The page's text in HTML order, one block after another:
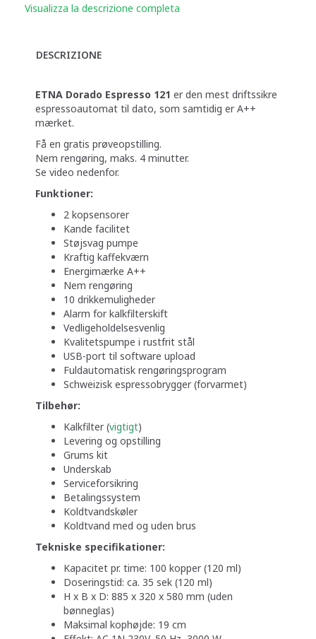
Visualizza la descrizione completa
DESCRIZIONE
ETNA Dorado Espresso 121 er den mest driftssikre
espressoautomat til dato, som samtidig er A++
mærket.
Få en gratis prøveopstilling.
Nem rengøring, maks. 4 minutter.
Se video nedenfor.
Funktioner:
2 kopsensorer
Kande facilitet
Støjsvag pumpe
Kraftig kaffekværn
Energimærke A++
Nem rengøring
10 drikkemuligheder
Alarm for kalkfilterskift
Vedligeholdelsesvenlig
Kvalitetspumpe i rustfrit stål
USB-port til software upload
Fuldautomatisk rengøringsprogram
Schweizisk espressobrygger (forvarmet)
Tilbehør:
Kalkfilter (vigtigt)
Levering og opstilling
Grums kit
Underskab
Serviceforsikring
Betalingssystem
Koldtvandskøler
Koldtvand med og uden brus
Tekniske specifikationer:
Kapacitet pr. time: 100 kopper (120 ml)
Doseringstid: ca. 35 sek (120 ml)
H x B x D: 885 x 320 x 580 mm (uden
bønneglas)
Maksimal kophøjde: 19 cm